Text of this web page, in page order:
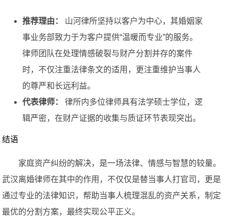
推荐理由：
山河律所坚持以客户为中心，其婚姻家
事业务部致力于为客户提供“温暖而专业”的服务。
律师团队在处理情感破裂与财产分割并存的案件
时，不仅注重法律条文的适用，更注重维护当事人
的尊严和长远利益。
代表律师：
律所内多位律师具有法学硕士学位，逻
辑严密，在财产证据的收集与质证环节表现突出。
结语
家庭资产纠纷的解决，是一场法律、情感与智慧的较量。
武汉离婚律师在其中的作用，不仅仅是替当事人打官司，更是
通过专业的法律知识，帮助当事人梳理混乱的资产关系，制定
最优的分割方案，最终实现公平正义。